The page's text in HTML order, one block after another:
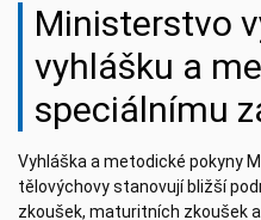
Ministerstvo
vyhlášku a
speciálnímu
Vyhláška a metodické pokyny
tělovýchovy stanovují bližší
zkoušek, maturitních zkoušek